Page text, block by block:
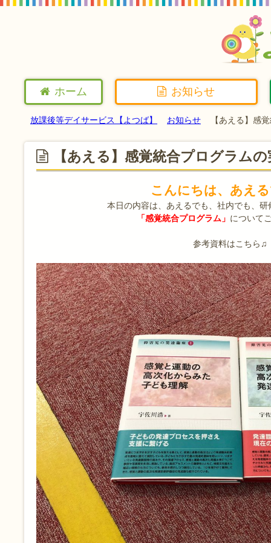
ホーム お知らせ
放課後等デイサービス【よつば】 お知らせ 【あえる】感
【あえる】感覚統合プログラムの
こんにちは、あえ
本日の内容は、あえるでも、社内でも、
「感覚統合プログラム」 について
参考資料はこちら♫